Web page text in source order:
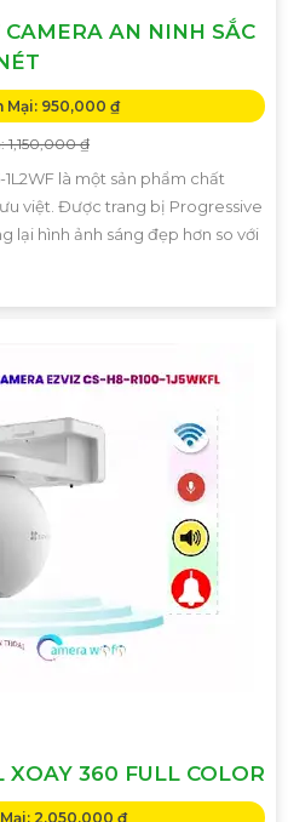
CAMERA AN NINH SẮC
Mại: 950,000 ₫
1,150,000 ₫
là một sản phẩm chất
việt. Được trang bị Progressive
lại hình ảnh sáng đẹp hơn so với
XOAY 360 FULL COLOR
2,050,000 ₫